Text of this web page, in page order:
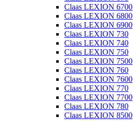
Claas LEXION 6700
Claas LEXION 6800
Claas LEXION 6900
Claas LEXION 730
Claas LEXION 740
Claas LEXION 750
Claas LEXION 7500
Claas LEXION 760
Claas LEXION 7600
Claas LEXION 770
Claas LEXION 7700
Claas LEXION 780
Claas LEXION 8500